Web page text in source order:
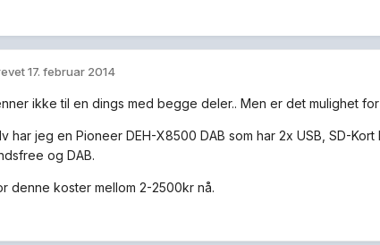
17. februar 2014
ikke til en dings med begge deler.. Men er det mulighet
har jeg en Pioneer DEH-X8500 DAB som har 2x USB, SD-
og DAB.
denne koster mellom 2-2500kr nå.